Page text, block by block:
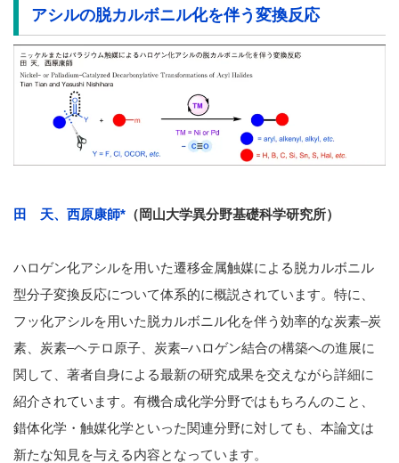
アシルの脱カルボニル化を伴う変換反応
田 天、西原康師* （岡山大学異分野基礎科学研究所）
ハロゲン化アシルを用いた遷移金属触媒による脱カルボニル
型分子変換反応について体系的に概説されています。特に、
フッ化アシルを用いた脱カルボニル化を伴う効率的な炭素–炭
素、炭素–ヘテロ原子、炭素–ハロゲン結合の構築への進展に
関して、著者自身による最新の研究成果を交えながら詳細に
紹介されています。有機合成化学分野ではもちろんのこと、
錯体化学・触媒化学といった関連分野に対しても、本論文は
新たな知見を与える内容となっています。